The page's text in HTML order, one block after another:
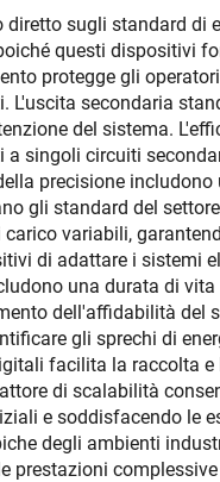
sugli standard di
questi dispositivi
protegge gli
L'uscita secondaria
del sistema.
singoli circuiti
precisione includono
gli standard del
variabili,
di adattare i sistemi
una durata di
dell'affidabilità del
gli sprechi di
facilita la raccolta
di scalabilità
e soddisfacendo le
degli ambienti
prestazioni